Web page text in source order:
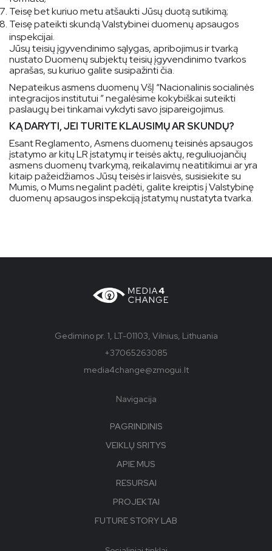
Teisę bet kuriuo metu atšaukti Jūsų duotą sutikimą;
Teisę pateikti skundą Valstybinei duomenų apsaugos
inspekcijai.
Jūsų teisių įgyvendinimo sąlygas, apribojimus ir tvarką
nustato Duomenų subjektų teisių įgyvendinimo tvarkos
aprašas, su kuriuo galite susipažintičia.
Nepateikus asmens duomenų VšĮ “Nacionalinis socialinės
integracijos institutui ” negalėsime kokybiškai suteikti
paslaugų bei tinkamai vykdyti savo įsipareigojimus.
KĄ DARYTI, JEI TURITE KLAUSIMŲ AR SKUNDŲ?
Esant Reglamento, Asmens duomenų teisinės apsaugos
įstatymo ar kitų LR įstatymų ir teisės aktų, reguliuojančių
asmens duomenų tvarkymą, reikalavimų neatitikimui ar yra
kitaip pažeidžiamos Jūsų teisės ir laisvės, susisiekite su
Mumis, o Mums negalint padėti, galite kreiptis į Valstybinę
duomenų apsaugos inspekciją įstatymų nustatyta tvarka.
Gedimino pr. 1, LT-01103, Vilnius, Lithuania
+37065263085
media4change@zmogui.lt
Navigacija
PAGRINDINIS
VEIKLŲ SRITYS
APIE MUS
RESURSAI
PROJEKTAI
FUTURE STORY LAB